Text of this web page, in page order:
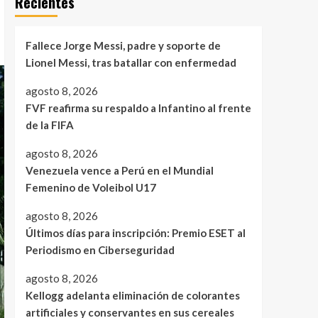
Fallece Jorge Messi, padre y soporte de
Lionel Messi, tras batallar con enfermedad
agosto 8, 2026
FVF reafirma su respaldo a Infantino al frente
de la FIFA
agosto 8, 2026
Venezuela vence a Perú en el Mundial
Femenino de Voleibol U17
agosto 8, 2026
Últimos días para inscripción: Premio ESET al
Periodismo en Ciberseguridad
agosto 8, 2026
Kellogg adelanta eliminación de colorantes
artificiales y conservantes en sus cereales